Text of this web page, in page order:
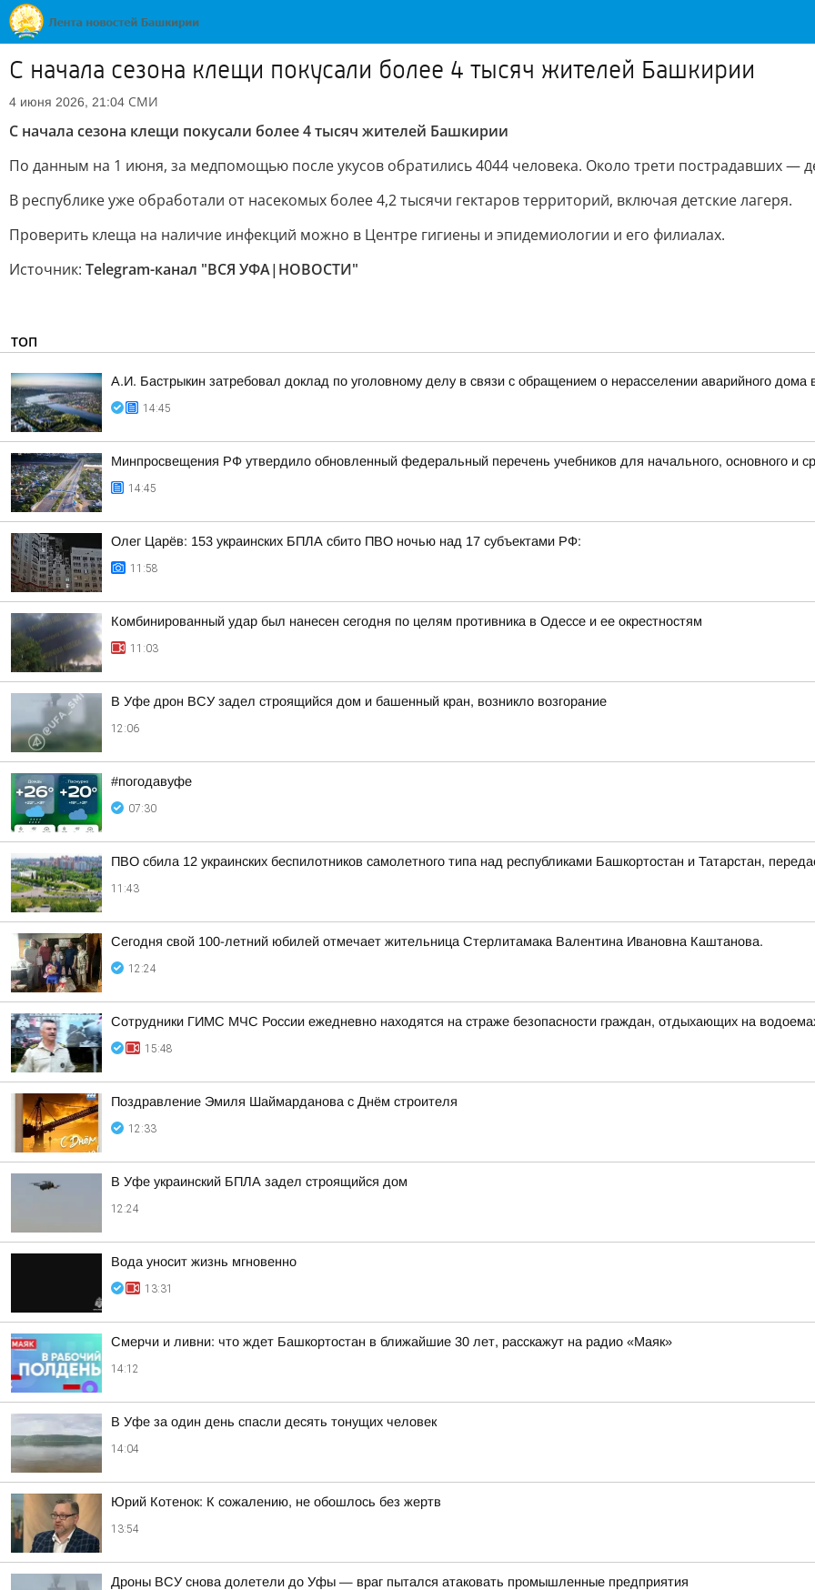
С начала сезона клещи покусали более 4 тысяч жителей Башкирии
4 июня 2026, 21:04 СМИ
С начала сезона клещи покусали более 4 тысяч жителей Башкирии
По данным на 1 июня, за медпомощью после укусов обратились 4044 человека. Около трети пострадавших —
В республике уже обработали от насекомых более 4,2 тысячи гектаров территорий, включая детские лагеря.
Проверить клеща на наличие инфекций можно в Центре гигиены и эпидемиологии и его филиалах.
Источник: Telegram-канал "ВСЯ УФА|НОВОСТИ"
ТОП
А.И. Бастрыкин затребовал доклад по уголовному делу в связи с обращением о нерасселении аварийного дома
14:45
Минпросвещения РФ утвердило обновленный федеральный перечень учебников для начального, основного и
14:45
Олег Царёв: 153 украинских БПЛА сбито ПВО ночью над 17 субъектами РФ:
11:58
Комбинированный удар был нанесен сегодня по целям противника в Одессе и ее окрестностям
11:03
В Уфе дрон ВСУ задел строящийся дом и башенный кран, возникло возгорание
12:06
#погодавуфе
07:30
ПВО сбила 12 украинских беспилотников самолетного типа над республиками Башкортостан и Татарстан,
11:43
Сегодня свой 100-летний юбилей отмечает жительница Стерлитамака Валентина Ивановна Каштанова.
12:24
Сотрудники ГИМС МЧС России ежедневно находятся на страже безопасности граждан, отдыхающих на
15:48
Поздравление Эмиля Шаймарданова с Днём строителя
12:33
В Уфе украинский БПЛА задел строящийся дом
12:24
Вода уносит жизнь мгновенно
13:31
Смерчи и ливни: что ждет Башкортостан в ближайшие 30 лет, расскажут на радио «Маяк»
14:12
В Уфе за один день спасли десять тонущих человек
14:04
Юрий Котенок: К сожалению, не обошлось без жертв
13:54
Дроны ВСУ снова долетели до Уфы — враг пытался атаковать промышленные предприятия